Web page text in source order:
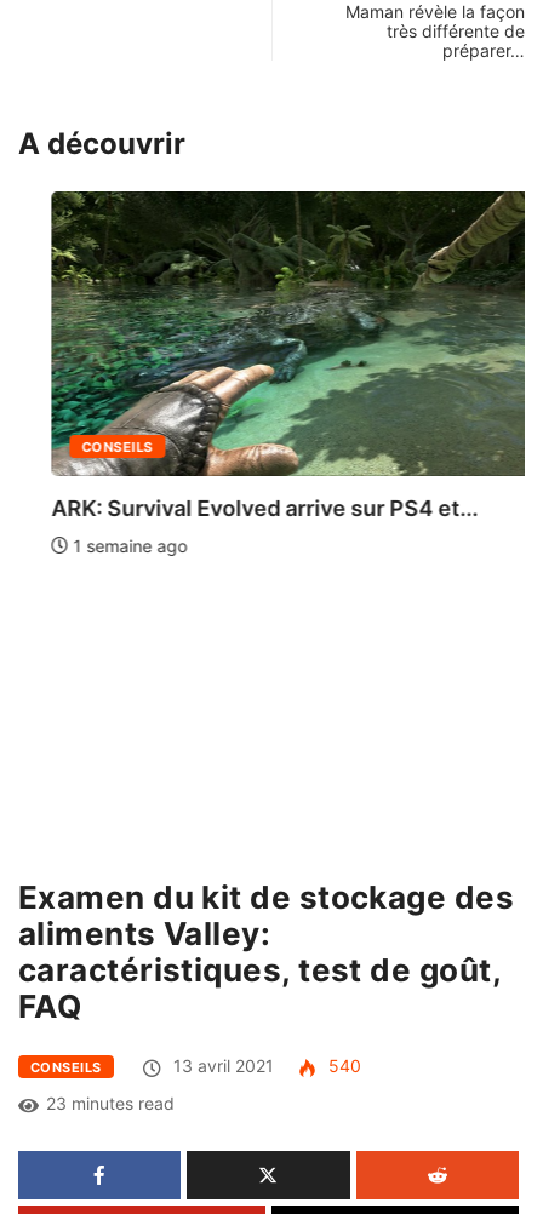
Maman révèle la façon
très différente de
préparer…
A découvrir
CONSEILS
ARK: Survival Evolved arrive sur PS4 et...
1 semaine ago
Examen du kit de stockage des
aliments Valley:
caractéristiques, test de goût,
FAQ
CONSEILS 13 avril 2021
540
23 minutes read